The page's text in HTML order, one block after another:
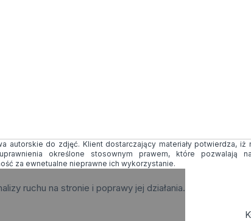
autorskie do zdjęć. Klient dostarczający materiały potwierdza, iż
określone stosownym prawem, które pozwalają
za ewnetualne nieprawne ich wykorzystanie.
ruchu na stronie i poprawy jej działania.